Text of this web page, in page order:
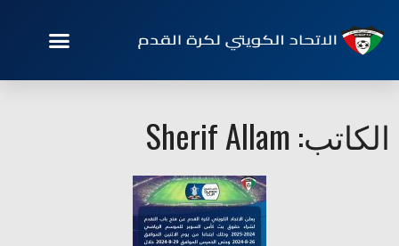
الكاتب: Sherif Allam